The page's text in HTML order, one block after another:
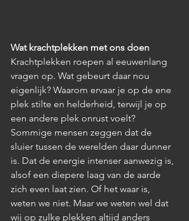
Wat krachtplekken met ons doen
Krachtplekken roepen al eeuwenlang
vragen op. Wat gebeurt daar nou
eigenlijk? Waarom ervaar je op de ene
plek stilte en helderheid, terwijl je op
een andere plek onrust voelt?
Sommige mensen zeggen dat de
sluier tussen de werelden daar dunner
is. Dat de energie intenser aanwezig is,
alsof een diepere laag van de aarde
zich even laat zien. Of het waar is,
weten we niet. Maar we weten wel dat
wij op zulke plekken altijd anders